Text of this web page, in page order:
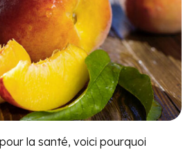
la santé, voici pourquoi